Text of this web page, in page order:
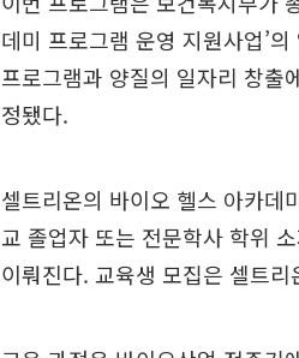
데미 프로그램 운영 지원사업’
프로그램과 양질의 일자리 창출
정됐다.
셀트리온의 바이오 헬스 아카데
교 졸업자 또는 전문학사 학위
이뤄진다. 교육생 모집은 셀트